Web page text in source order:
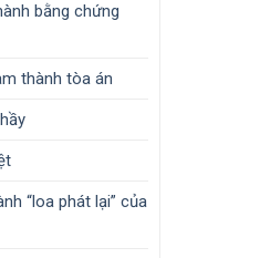
bằng chứng
thành tòa án
“loa phát lại” của